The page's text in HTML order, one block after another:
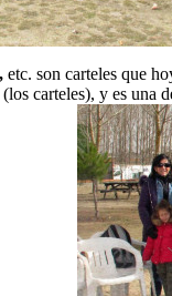
etc. son carteles que
(los carteles), y es una